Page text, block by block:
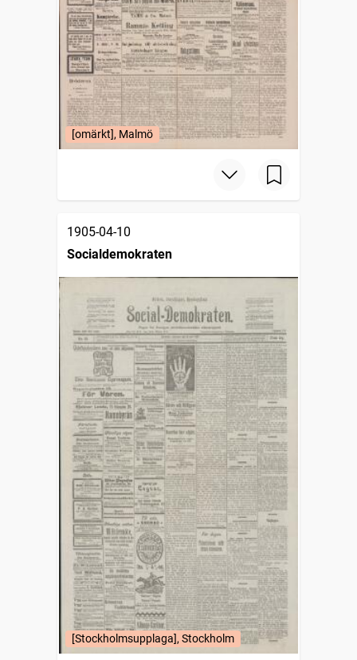
[omärkt], Malmö
1905-04-10
Socialdemokraten
[Stockholmsupplaga], Stockholm